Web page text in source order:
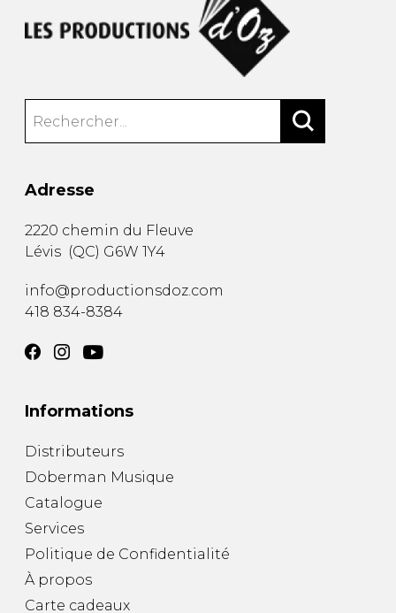
Adresse
2220 chemin du Fleuve
Lévis (QC) G6W 1Y4
info@productionsdoz.com
418 834-8384
Informations
Distributeurs
Doberman Musique
Catalogue
Services
Politique de Confidentialité
À propos
Carte cadeaux